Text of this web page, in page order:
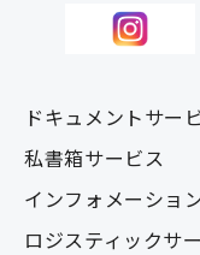
ドキュメントサー
私書箱サービス
インフォメーショ
ロジスティックサ